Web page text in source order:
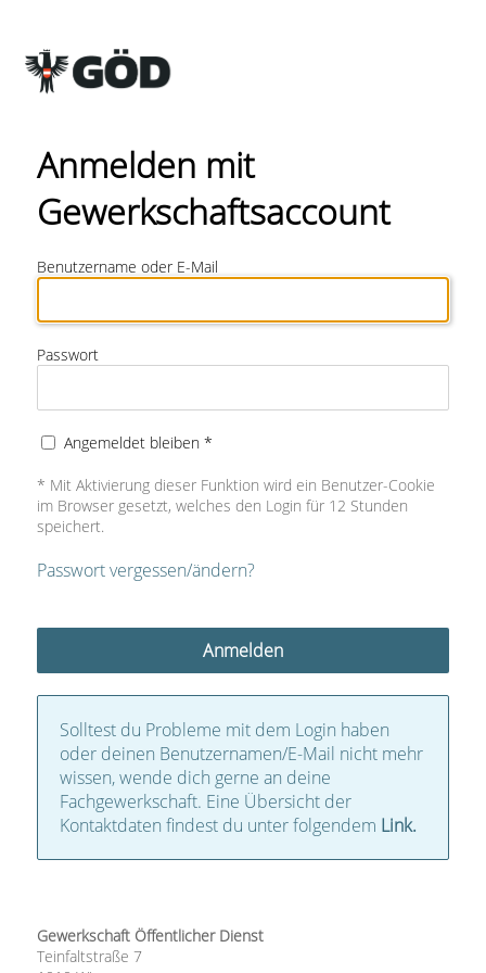
Anmelden mit
Gewerkschaftsaccount
Benutzername oder E-Mail
Passwort
Angemeldet bleiben *
* Mit Aktivierung dieser Funktion wird ein Benutzer-Cookie
im Browser gesetzt, welches den Login für 12 Stunden
speichert.
Passwort vergessen/ändern?
Solltest du Probleme mit dem Login haben
oder deinen Benutzernamen/E-Mail nicht mehr
wissen, wende dich gerne an deine
Fachgewerkschaft. Eine Übersicht der
Kontaktdaten findest du unter folgendem Link.
Gewerkschaft Öffentlicher Dienst
Teinfaltstraße 7